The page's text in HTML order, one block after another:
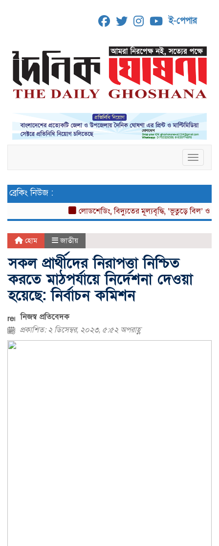
ই-পেপার
ব্রেকিং নিউজ :
লোডশেডিং, বিদ্যুতের মূল্যবৃদ্ধি, ‘ভূতুড়ে বিল’ ও
হোম জাতীয়
সকল প্রার্থীদের নিরাপত্তা নিশ্চিত
করতে মাঠপর্যায়ে নির্দেশনা দেওয়া
হয়েছে: নির্বাচন কমিশন
নিজস্ব প্রতিবেদক
প্রকাশিত: ২ ডিসেম্বর, ২০২৩, ৫:৫২ অপরাহ্ণ